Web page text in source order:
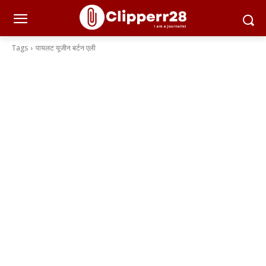
Tags पायलट यूजीन बर्टन एली